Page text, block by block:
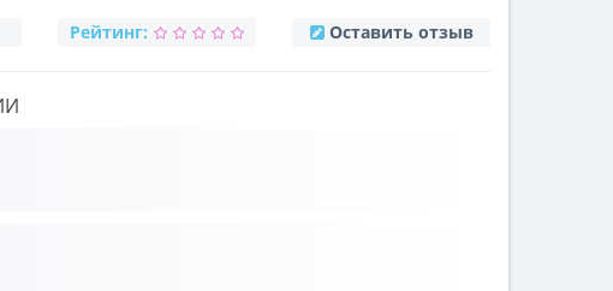
Рейтинг: Оставить отзыв